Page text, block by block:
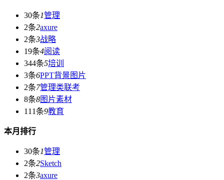
30条1管理
2条2axure
2条3战略
19条4阅读
344条5培训
3条6PPT背景图片
2条7管理类联考
8条8图片素材
111条9教育
本月排行
30条1管理
2条2Sketch
2条3axure